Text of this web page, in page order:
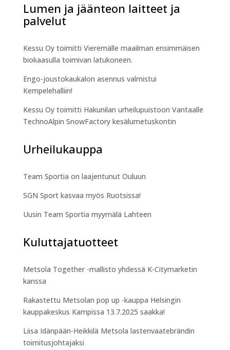
Lumen ja jäänteon laitteet ja
palvelut
Kessu Oy toimitti Vieremälle maailman ensimmäisen
biokaasulla toimivan latukoneen.
Engo-joustokaukalon asennus valmistui
Kempelehalliin!
Kessu Oy toimitti Hakunilan urheilupuistoon Vantaalle
TechnoAlpin SnowFactory kesälumetuskontin
Urheilukauppa
Team Sportia on laajentunut Ouluun
SGN Sport kasvaa myös Ruotsissa!
Uusin Team Sportia myymälä Lahteen
Kuluttajatuotteet
Metsola Together -mallisto yhdessä K-Citymarketin
kanssa
Rakastettu Metsolan pop up -kauppa Helsingin
kauppakeskus Kampissa 13.7.2025 saakka!
Liisa Idänpään-Heikkilä Metsola lastenvaatebrändin
toimitusjohtajaksi